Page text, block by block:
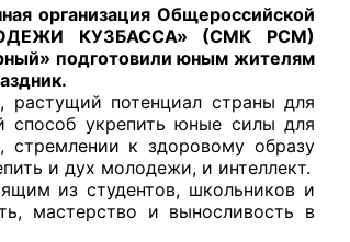
организация Общероссийской
КУЗБАССА» (СМК РСМ)
подготовили юным жителям
потенциал страны для
способ укрепить юные силы для
к здоровому образу
и дух молодежи, и интеллект.
из студентов, школьников и
мастерство и выносливость в